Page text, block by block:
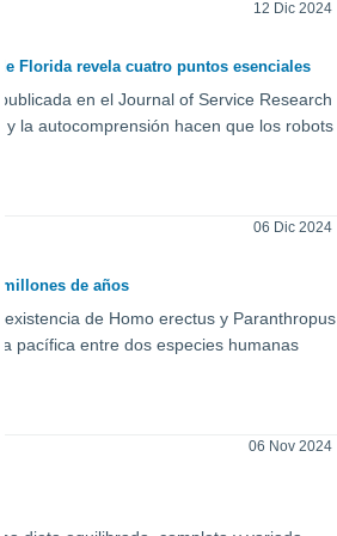
12 Dic 2024
Florida revela cuatro puntos esenciales
en el Journal of Service Research
y la autocomprensión hacen que los robots
06 Dic 2024
millones de años
de Homo erectus y Paranthropus
pacífica entre dos especies humanas
06 Nov 2024